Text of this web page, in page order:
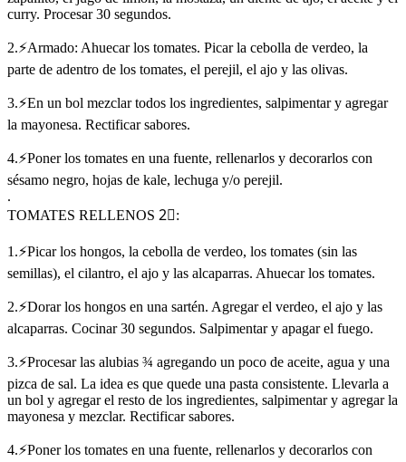
curry. Procesar 30 segundos.
2.⚡Armado: Ahuecar los tomates. Picar la cebolla de verdeo, la
parte de adentro de los tomates, el perejil, el ajo y las olivas.
3.⚡En un bol mezclar todos los ingredientes, salpimentar y agregar
la mayonesa. Rectificar sabores.
4.⚡Poner los tomates en una fuente, rellenarlos y decorarlos con
sésamo negro, hojas de kale, lechuga y/o perejil.
.
TOMATES RELLENOS 2⃣:
1.⚡Picar los hongos, la cebolla de verdeo, los tomates (sin las
semillas), el cilantro, el ajo y las alcaparras. Ahuecar los tomates.
2.⚡Dorar los hongos en una sartén. Agregar el verdeo, el ajo y las
alcaparras. Cocinar 30 segundos. Salpimentar y apagar el fuego.
3.⚡Procesar las alubias ¾ agregando un poco de aceite, agua y una
pizca de sal. La idea es que quede una pasta consistente. Llevarla a
un bol y agregar el resto de los ingredientes, salpimentar y agregar la
mayonesa y mezclar. Rectificar sabores.
4.⚡Poner los tomates en una fuente, rellenarlos y decorarlos con